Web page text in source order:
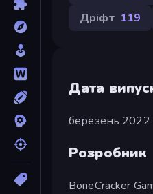
Дріфт 119
Дата
березень 2022
Розробник
BoneCracker